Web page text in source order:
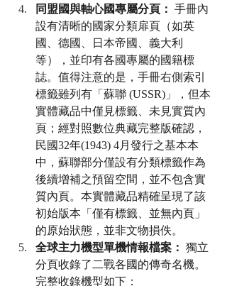
同盟國與軸心國專屬分頁： 手冊內
設有清晰的國家分類扉頁（如英
國、德國、日本帝國、義大利
等），並印有各國專屬的國籍標
誌。值得注意的是，手冊右側索引
標籤雖列有「蘇聯 (USSR)」，但本
實體藏品中僅見標籤、未見實質內
頁；經對照數位典藏完整版確認，
民國32年(1943) 4月發行之基本本
中，蘇聯部分僅設有分類標籤作為
後續增補之預留空間，並不包含實
質內頁。本實體藏品精確呈現了該
初始版本「僅有標籤、並無內頁」
的原始狀態，並非文物損佚。
全球主力機型單機情報檔案： 獨立
分頁收錄了二戰各國的傳奇名機。
完整收錄機型如下：